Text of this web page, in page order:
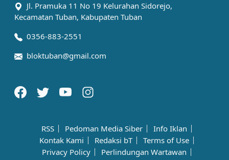
Jl. Pramuka 11 No 19 Kelurahan Sidorejo,
Kecamatan Tuban, Kabupaten Tuban
0356-883-2551
bloktuban@gmail.com
RSS Pedoman Media Siber
Info Iklan
Kontak Kami
Redaksi bT
Terms of Use
Privacy Policy
Perlindungan Wartawan